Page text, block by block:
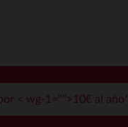
< wg-1="">10€ al año*